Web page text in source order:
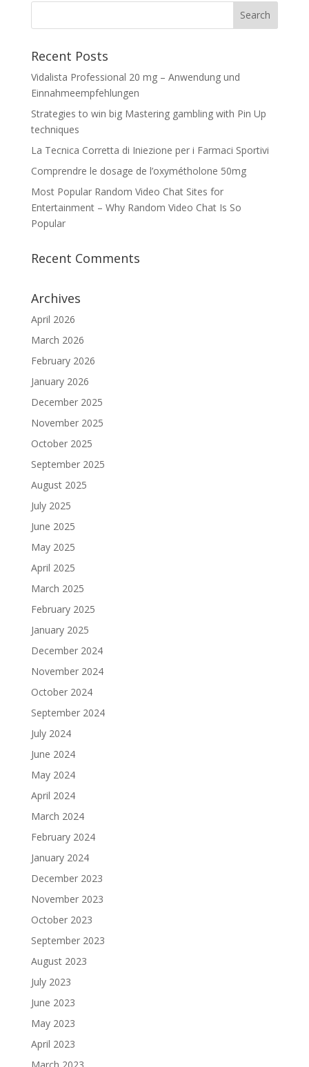
Recent Posts
Vidalista Professional 20 mg – Anwendung und
Einnahmeempfehlungen
Strategies to win big Mastering gambling with Pin Up
techniques
La Tecnica Corretta di Iniezione per i Farmaci Sportivi
Comprendre le dosage de l’oxymétholone 50mg
Most Popular Random Video Chat Sites for
Entertainment – Why Random Video Chat Is So
Popular
Recent Comments
Archives
April 2026
March 2026
February 2026
January 2026
December 2025
November 2025
October 2025
September 2025
August 2025
July 2025
June 2025
May 2025
April 2025
March 2025
February 2025
January 2025
December 2024
November 2024
October 2024
September 2024
July 2024
June 2024
May 2024
April 2024
March 2024
February 2024
January 2024
December 2023
November 2023
October 2023
September 2023
August 2023
July 2023
June 2023
May 2023
April 2023
March 2023